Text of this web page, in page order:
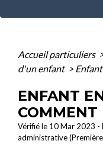
Accueil particuliers
d'un enfant >
ENFANT
COMMENT
Vérifié le 10 Mar 2023
administrative